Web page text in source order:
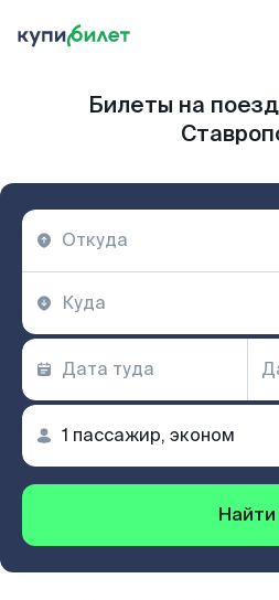
Билеты на
Найти